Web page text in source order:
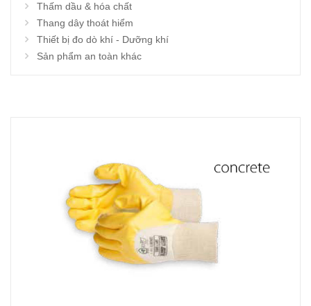
Thấm dầu & hóa chất
Thang dây thoát hiểm
Thiết bị đo dò khí - Dưỡng khí
Sản phẩm an toàn khác